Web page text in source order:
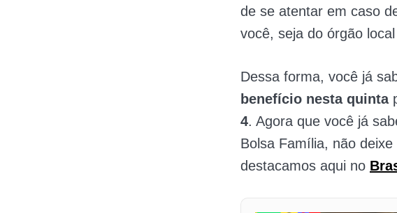
de se atentar em caso
você, seja do órgão
Dessa forma, você já
benefício nesta quinta
4. Agora que você já
Bolsa Família, não
destacamos aqui no